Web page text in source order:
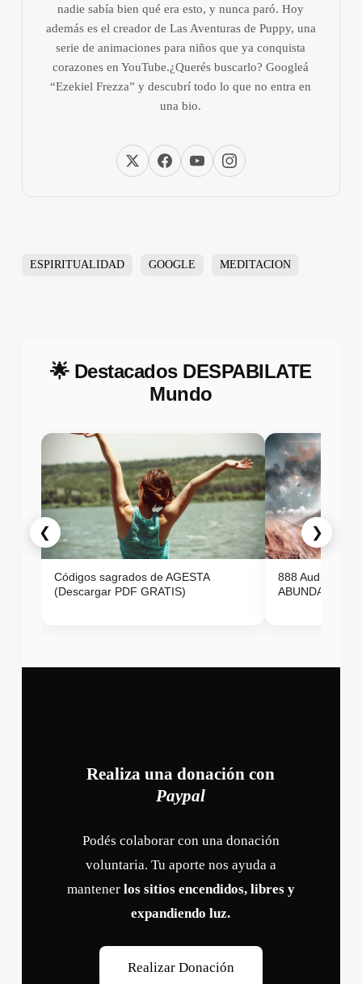
nadie sabía bien qué era esto, y nunca paró. Hoy
además es el creador de Las Aventuras de Puppy, una
serie de animaciones para niños que ya conquista
corazones en YouTube.¿Querés buscarlo? Googleá
“Ezekiel Frezza” y descubrí todo lo que no entra en
una bio.
ESPIRITUALIDAD GOOGLE MEDITACION
🌟 Destacados DESPABILATE
Mundo
❮
Códigos sagrados de AGESTA
(Descargar PDF GRATIS)
888 Audio
ABUNDANCIA
❯
Realiza una donación con
Paypal
Podés colaborar con una donación
voluntaria. Tu aporte nos ayuda a
mantener los sitios encendidos, libres y
expandiendo luz.
Realizar Donación